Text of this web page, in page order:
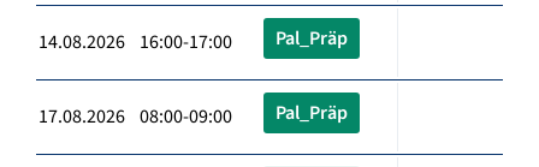
14.08.2026 16:00-17:00 Pal_Präp
17.08.2026 08:00-09:00 Pal_Präp